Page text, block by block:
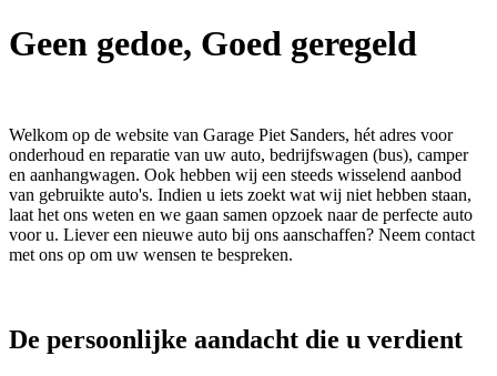
Geen gedoe, Goed geregeld
Welkom op de website van Garage Piet Sanders, hét adres voor
onderhoud en reparatie van uw auto, bedrijfswagen (bus), camper
en aanhangwagen. Ook hebben wij een steeds wisselend aanbod
van gebruikte auto's. Indien u iets zoekt wat wij niet hebben staan,
laat het ons weten en we gaan samen opzoek naar de perfecte auto
voor u. Liever een nieuwe auto bij ons aanschaffen? Neem contact
met ons op om uw wensen te bespreken.
De persoonlijke aandacht die u verdient